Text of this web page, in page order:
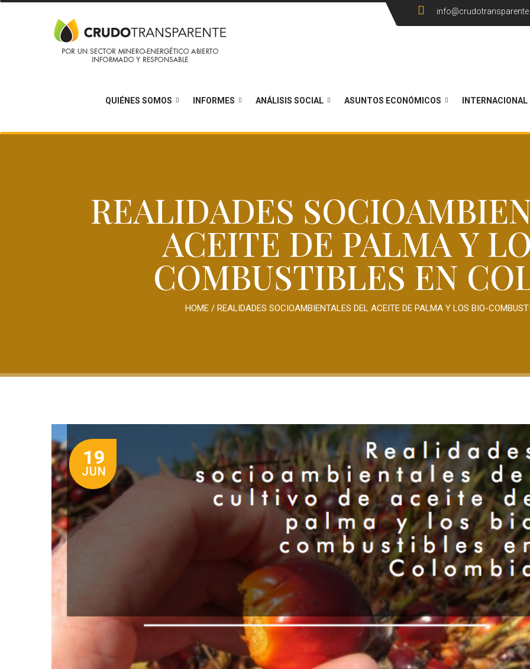
QUIÉNES SOMOS INFORMES ANÁLISIS SOCIAL ASUNTOS ECONÓMICOS INTERNACIONAL
REALIDADES
ACEITE DE PALMA Y
COMBUSTIBLES EN
HOME / REALIDADES SOCIOAMBIENTALES DEL ACEITE DE PALMA Y LOS BIO-
19
JUN